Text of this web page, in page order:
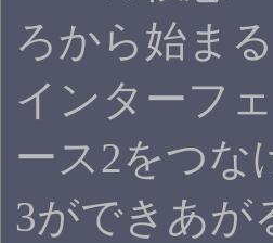
ろから始ま
インターフ
ース2をつな
3ができあが